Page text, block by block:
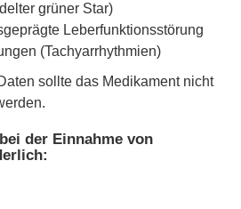
grüner Star)
Leberfunktionsstörung
(Tachyarrhythmien)
sollte das Medikament nicht
der Einnahme von